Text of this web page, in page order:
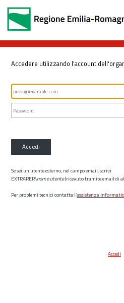
Accedere utilizzando l'account
Accedi
Se sei un utente esterno, nel campo email, scrivi
EXTRARER\nome utente(ricevuto tramite email di
Per problemi tecnici contatta l’assistenza
Accedi